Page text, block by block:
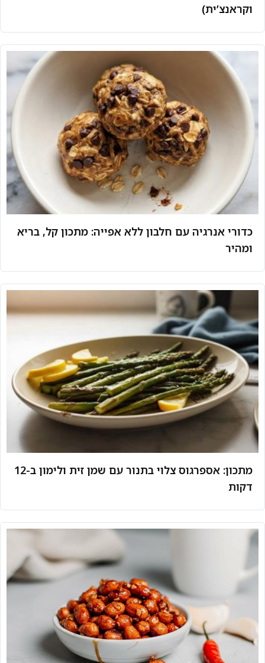
וקראנצ’ית)
כדורי אנרגיה עם חלבון ללא אפייה: מתכון קל, בריא
ומהיר
מתכון: אספרגוס צלוי בתנור עם שמן זית ולימון ב-12
דקות